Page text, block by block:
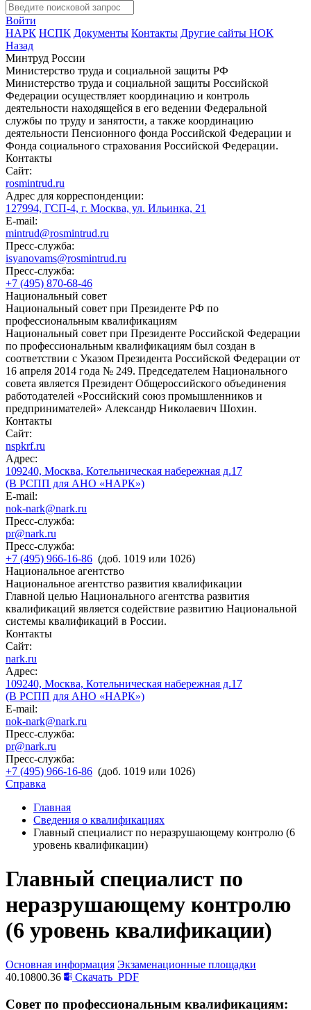
Войти
НАРК НСПК Документы Контакты Другие сайты НОК
Назад
Минтруд России
Министерство труда и социальной защиты РФ
Министерство труда и социальной защиты Российской
Федерации осуществляет координацию и контроль
деятельности находящейся в его ведении Федеральной
службы по труду и занятости, а также координацию
деятельности Пенсионного фонда Российской Федерации и
Фонда социального страхования Российской Федерации.
Контакты
Сайт:
rosmintrud.ru
Адрес для корреспонденции:
127994, ГСП-4, г. Москва, ул. Ильинка, 21
E-mail:
mintrud@rosmintrud.ru
Пресс-служба:
isyanovams@rosmintrud.ru
Пресс-служба:
+7 (495) 870-68-46
Национальный совет
Национальный совет при Президенте РФ по
профессиональным квалификациям
Национальный совет при Президенте Российской Федерации
по профессиональным квалификациям был создан в
соответствии с Указом Президента Российской Федерации от
16 апреля 2014 года № 249. Председателем Национального
совета является Президент Общероссийского объединения
работодателей «Российский союз промышленников и
предпринимателей» Александр Николаевич Шохин.
Контакты
Сайт:
nspkrf.ru
Адрес:
109240, Москва, Котельническая набережная д.17
(В РСПП для АНО «НАРК»)
E-mail:
nok-nark@nark.ru
Пресс-служба:
pr@nark.ru
Пресс-служба:
+7 (495) 966-16-86 (доб. 1019 или 1026)
Национальное агентство
Национальное агентство развития квалификации
Главной целью Национального агентства развития
квалификаций является содействие развитию Национальной
системы квалификаций в России.
Контакты
Сайт:
nark.ru
Адрес:
109240, Москва, Котельническая набережная д.17
(В РСПП для АНО «НАРК»)
E-mail:
nok-nark@nark.ru
Пресс-служба:
pr@nark.ru
Пресс-служба:
+7 (495) 966-16-86 (доб. 1019 или 1026)
Справка
Главная
Сведения о квалификациях
Главный специалист по неразрушающему контролю (6
уровень квалификации)
Главный специалист по
неразрушающему контролю
(6 уровень квалификации)
Основная информация Экзаменационные площадки
40.10800.36
Скачать PDF
Совет по профессиональным квалификациям: